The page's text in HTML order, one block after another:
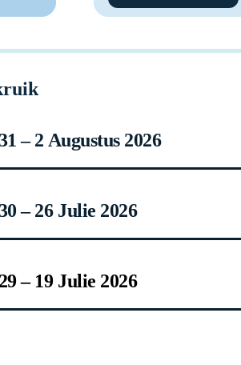
– 2 Augustus 2026
– 26 Julie 2026
– 19 Julie 2026